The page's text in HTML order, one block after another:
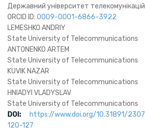
Державний університет телекомунікацій
ORCID ID: 0009-0001-6866-3922
LEMESHKO ANDRIY
State University of Telecommunications
ANTONENKO ARTEM
State University of Telecommunications
KUVIK NAZAR
State University of Telecommunications
HNIADYI VLADYSLAV
State University of Telecommunications
DOI:
https://www.doi.org/10.31891/
120-127